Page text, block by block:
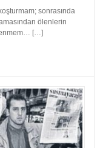
sonrasında
ölenlerin
[…]